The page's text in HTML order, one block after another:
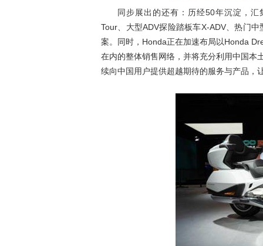
同步展出的还有：历经50年沉淀，汇
Tour、大型ADV探险踏板车X-ADV、热门
案。同时，Honda正在加速布局以Honda
在内的整体销售网络，并将充分利用中国本
续向中国用户提供超越期待的服务与产品，